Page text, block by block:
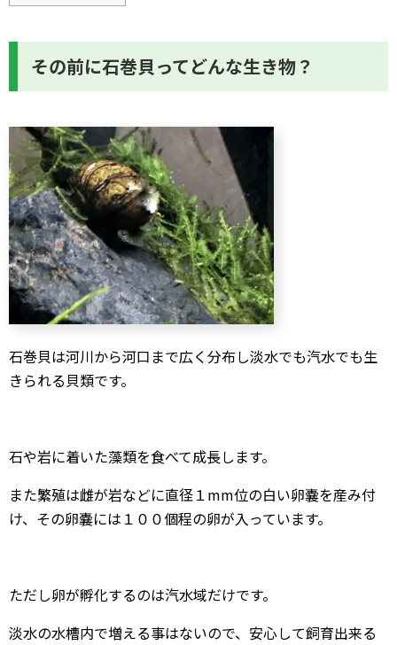
その前に石巻貝ってどんな生き物？
石巻貝は河川から河口まで広く分布し淡水でも汽水でも生
きられる貝類です。
石や岩に着いた藻類を食べて成長します。
また繁殖は雌が岩などに直径１mm位の白い卵嚢を産み付
け、その卵嚢には１００個程の卵が入っています。
ただし卵が孵化するのは汽水域だけです。
淡水の水槽内で増える事はないので、安心して飼育出来る